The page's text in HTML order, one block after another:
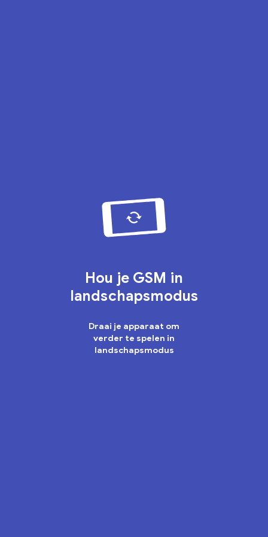
Hou je GSM in
landschapsmodus
Draai je apparaat om
verder te spelen in
landschapsmodus